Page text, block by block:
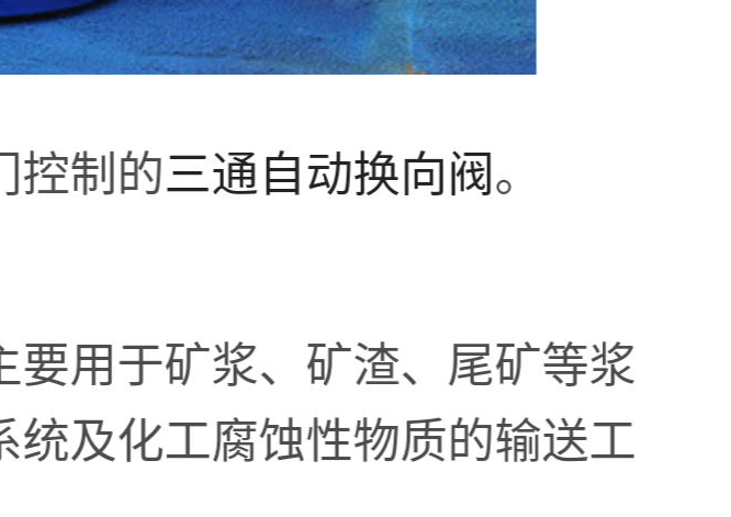
控制的三通自动换向阀。
要用于矿浆、矿渣、尾矿等浆
统及化工腐蚀性物质的输送工